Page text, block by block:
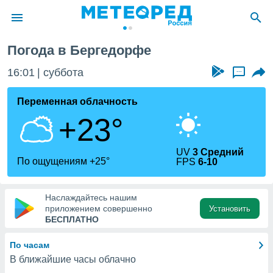
о
Вы можете
к этому
доступ
Погода в Бергедорфе
16:01 суббота ...
Переменная облачность
+23°
По ощущениям +25°
UV3 Средний
FPS6-10
Наслаждайтесь нашим
приложением совершенно
БЕСПЛАТНО
Установить
По часам
В ближайшие часы облачно